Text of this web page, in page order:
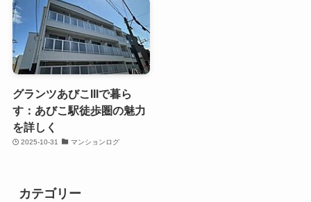
グランツあびこIIIで暮ら
す：あびこ駅徒歩圏の魅力
を詳しく
2025-10-31 マンションログ
カテゴリー